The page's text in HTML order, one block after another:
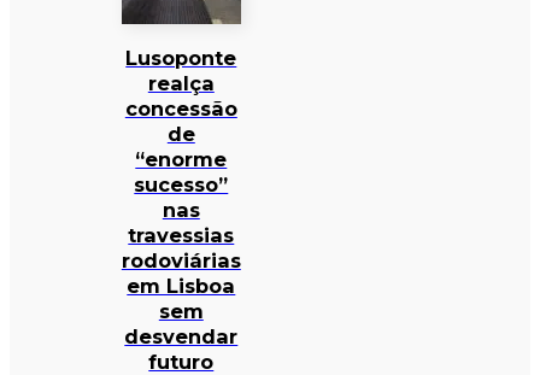
Lusoponte
realça
concessão
de
“enorme
sucesso”
nas
travessias
rodoviárias
em Lisboa
sem
desvendar
futuro